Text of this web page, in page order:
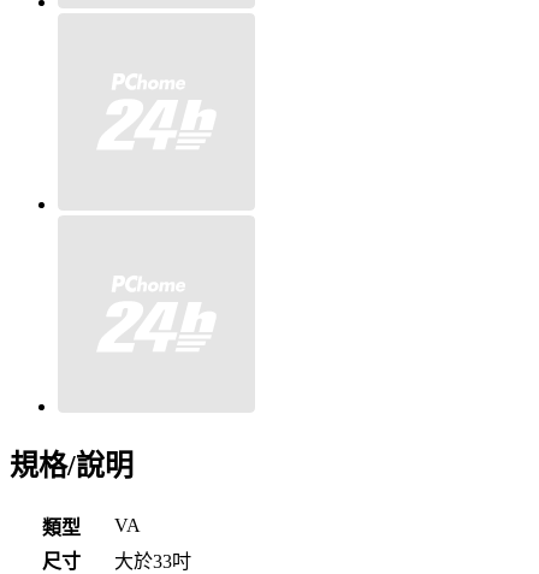
規格/說明
類型
VA
尺寸
大於33吋